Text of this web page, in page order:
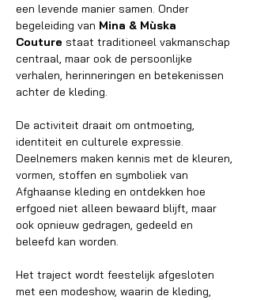
een levende manier samen. Onder
begeleiding van Mina & Mùska
Couture staat traditioneel vakmanschap
centraal, maar ook de persoonlijke
verhalen, herinneringen en betekenissen
achter de kleding.
De activiteit draait om ontmoeting,
identiteit en culturele expressie.
Deelnemers maken kennis met de kleuren,
vormen, stoffen en symboliek van
Afghaanse kleding en ontdekken hoe
erfgoed niet alleen bewaard blijft, maar
ook opnieuw gedragen, gedeeld en
beleefd kan worden.
Het traject wordt feestelijk afgesloten
met een modeshow, waarin de kleding,